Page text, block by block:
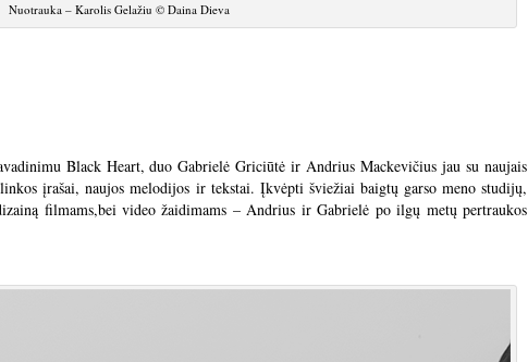
Nuotrauka – Karolis Gelažiu © Daina Dieva
Black Heart, duo Gabrielė Griciūtė ir Andrius Mackevičius jau su naujais
įrašai, naujos melodijos ir tekstai. Įkvėpti šviežiai baigtų garso meno studijų,
filmams,bei video žaidimams – Andrius ir Gabrielė po ilgų metų pertraukos